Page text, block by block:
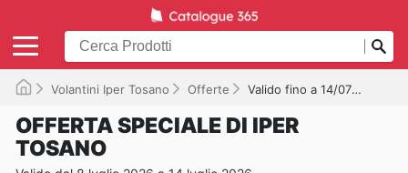
Volantini Iper Tosano Offerte Valido fino a 14/07/2026
OFFERTA SPECIALE DI IPER
TOSANO